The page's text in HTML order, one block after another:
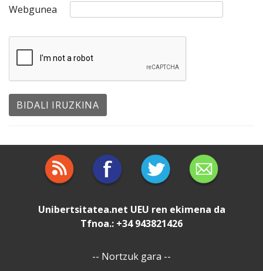
Webgunea
Unibertsitatea.net UEU ren ekimena da
Tfnoa.: +34 943821426
-- Nortzuk gara --